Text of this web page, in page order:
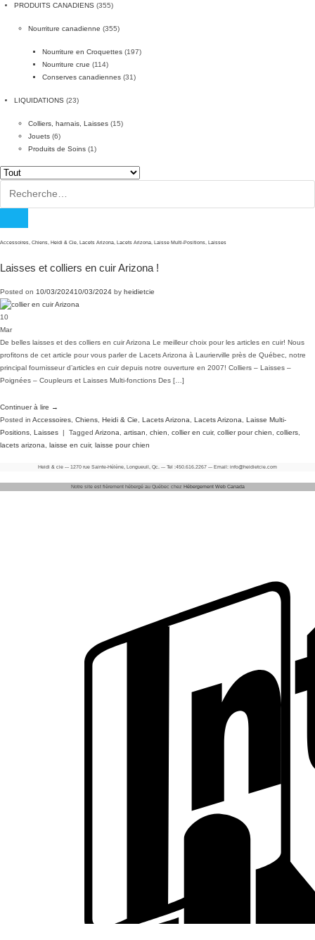
PRODUITS CANADIENS (355)
Nourriture canadienne (355)
Nourriture en Croquettes (197)
Nourriture crue (114)
Conserves canadiennes (31)
LIQUIDATIONS (23)
Colliers, harnais, Laisses (15)
Jouets (6)
Produits de Soins (1)
Rechercher :
Accessoires Chiens Heidi & Cie Lacets Arizona Lacets Arizona Laisse Multi-Positions Laisses
Laisses et colliers en cuir Arizona !
Posted on 10/03/202410/03/2024 by heidietcie
10
Mar
De belles laisses et des colliers en cuir Arizona Le meilleur choix pour les articles en cuir! Nous
profitons de cet article pour vous parler de Lacets Arizona à Laurierville près de Québec, notre
principal fournisseur d’articles en cuir depuis notre ouverture en 2007! Colliers – Laisses –
Poignées – Coupleurs et Laisses Multi-fonctions Des […]
Continuer à lire →
Posted in Accessoires, Chiens, Heidi & Cie, Lacets Arizona, Lacets Arizona, Laisse Multi-
Positions, Laisses Tagged Arizona, artisan, chien, collier en cuir, collier pour chien, colliers,
lacets arizona, laisse en cuir, laisse pour chien
Heidi & cie --- 1270 rue Sainte-Hélène, Longueuil, Qc. --- Tel :450.616.2267 --- Email: info@heidietcie.com
Notre site est fièrement hébergé au Québec chez Hébergement Web Canada